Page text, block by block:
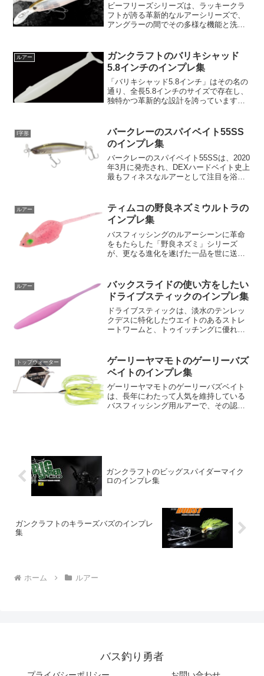
ビーフリーズシリーズは、ラッキークラ
フトが誇る革新的なルアーシリーズで、
アングラーの間でその多様な機能と洗練
ストモデル「ビーフリーズ78SP」に遡り
ます。ビーフリー...
ルアー
ガンクラフトのバリキシャッド
5.8インチのインプレ集
「バリキシャッド5.8インチ」はその名の
通り、全長5.8インチのサイズで存在し、
独特かつ革新的な設計を誇っています。
持ち合わせており、頭部がわずかに振り
ながら泳ぐことで...
I字形
バークレーのスパイベイト55SS
のインプレ集
バークレーのスパイベイト55SSは、2020
年3月に発売され、DEXハードベイト史上
最もフィネスなルアーとして注目を浴び
ペラよりもノー感じになりにくく、引き
抵抗を...
ルアー
ティムコの野良ネズミウルトラの
インプレ集
バスフィッシングのルアーシーンに革命
をもたらした「野良ネズミ」シリーズ
が、更なる進化を遂げた一品を世に送り
の性能でアングラーたちを魅了します。
先代モデルからさらに進化を...
ルアー
バックスライドの使い方をしたい
ドライブスティックのインプレ集
ドライブスティックは、淡水のテンレッ
クデスに特化したウエイトのあるストレ
ートワームと、トゥイッチングに優れた
に、どんな状況下でも独特の躍動感を持
つアニメーションを誕生さ...
トップウォーター
ゲーリーヤマモトのゲーリーバズ
ベイトのインプレ集
ゲーリーヤマモトのゲーリーバズベイト
は、長年にわたって人気を維持している
バスフィッシング用ルアーで、その認識
ガンクラフトのビッグスパイダーマイク
ロのインプレ集
ガンクラフトのキラーズバズのインプレ
集
ホーム ルアー
バス釣り勇者